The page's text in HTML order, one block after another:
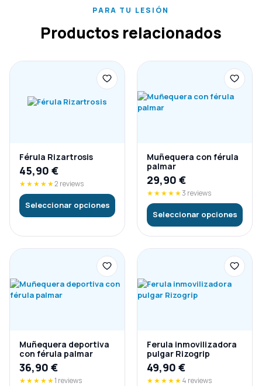
PARA TU LESIÓN
Productos relacionados
Férula Rizartrosis
45,90 €
★★★★★2 reviews
Seleccionar opciones
Muñequera con férula
palmar
29,90 €
★★★★★3 reviews
Seleccionar opciones
Muñequera deportiva
con férula palmar
36,90 €
★★★★★1 reviews
Ferula inmovilizadora
pulgar Rizogrip
49,90 €
★★★★★4 reviews